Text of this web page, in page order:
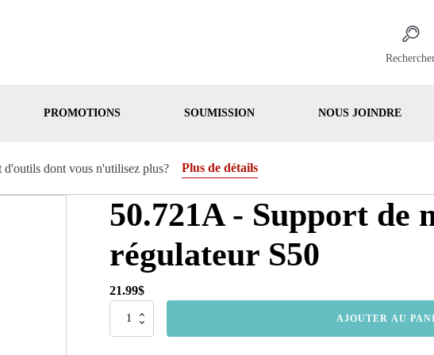
PROMOTIONS SOUMISSION NOUS JOINDRE
d'outils dont vous n'utilisez plus? Plus de détails
50.721A - Support de
régulateur S50
21.99$
quantité
AJOUTER AU